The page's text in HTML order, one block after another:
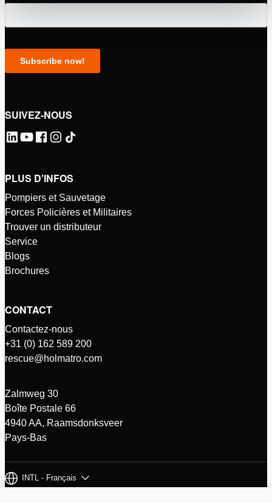
SUIVEZ-NOUS
PLUS D'INFOS
Pompiers et Sauvetage
Forces Policières et Militaires
Trouver un distributeur
Service
Blogs
Brochures
CONTACT
Contactez-nous
+31 (0) 162 589 200
rescue@holmatro.com
Zalmweg 30
Boîte Postale 66
4940 AA, Raamsdonksveer
Pays-Bas
INTL - Français